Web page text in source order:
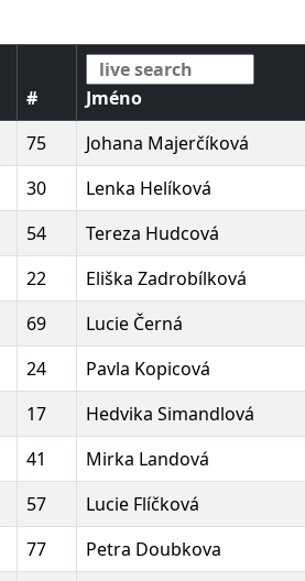
# Jméno
75 Johana Majerčíková
30 Lenka Helíková
54 Tereza Hudcová
22 Eliška Zadrobílková
69 Lucie Černá
24 Pavla Kopicová
17 Hedvika Simandlová
41 Mirka Landová
57 Lucie Flíčková
77 Petra Doubkova